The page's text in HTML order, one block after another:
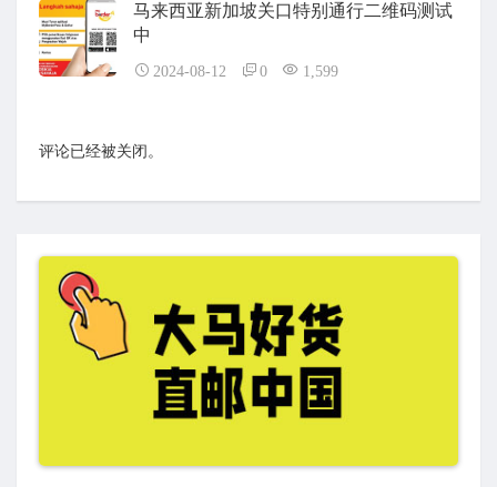
马来西亚新加坡关口特别通行二维码测试
中
2024-08-12 0 1,599
评论已经被关闭。